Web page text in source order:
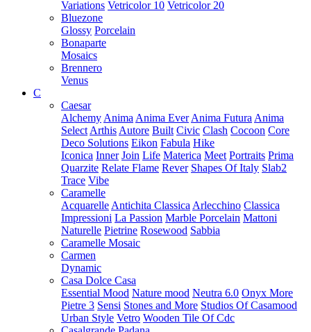
Variations Vetricolor 10 Vetricolor 20
Bluezone
Glossy Porcelain
Bonaparte
Mosaics
Brennero
Venus
C
Caesar
Alchemy Anima Anima Ever Anima Futura Anima
Select Arthis Autore Built Civic Clash Cocoon Core
Deco Solutions Eikon Fabula Hike
Iconica Inner Join Life Materica Meet Portraits Prima
Quarzite Relate Flame Rever Shapes Of Italy Slab2
Trace Vibe
Caramelle
Acquarelle Antichita Classica Arlecchino Classica
Impressioni La Passion Marble Porcelain Mattoni
Naturelle Pietrine Rosewood Sabbia
Caramelle Mosaic
Carmen
Dynamic
Casa Dolce Casa
Essential Mood Nature mood Neutra 6.0 Onyx More
Pietre 3 Sensi Stones and More Studios Of Casamood
Urban Style Vetro Wooden Tile Of Cdc